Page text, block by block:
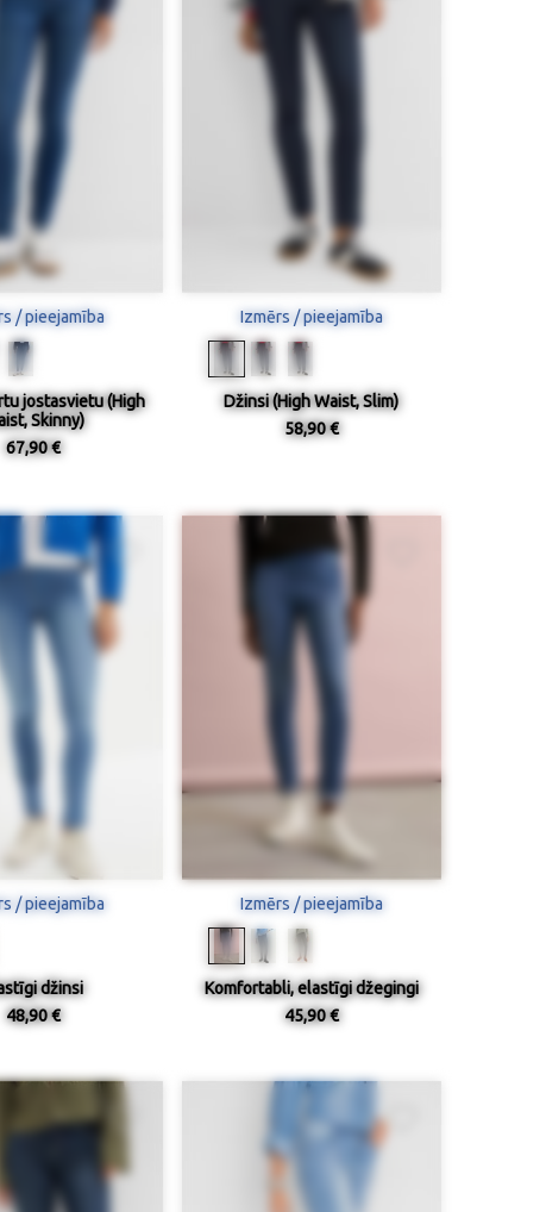
/ pieejamība
jostasvietu (High
Skinny)
67,90 €
Izmērs / pieejamība
Džinsi (High Waist, Slim)
58,90 €
/ pieejamība
džinsi
48,90 €
Izmērs / pieejamība
Komfortabli, elastīgi džegingi
45,90 €